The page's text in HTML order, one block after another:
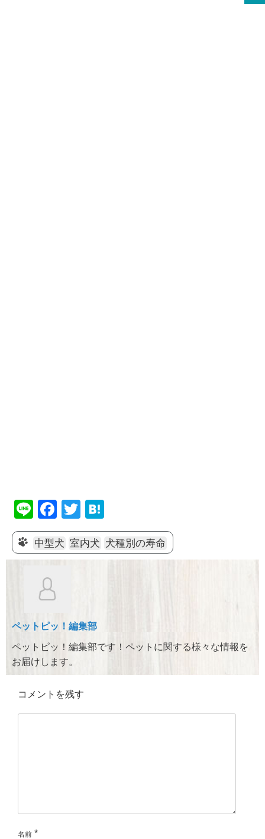
Li
n
e
F
a
c
e
o
k
T
wi
tt
er
at
e
n
中型犬 室内犬 犬種別の寿命
ペットピッ！編集部
ペットピッ！編集部です！ペットに関する様々な情報を
お届けします。
コメントを残す
名前 *